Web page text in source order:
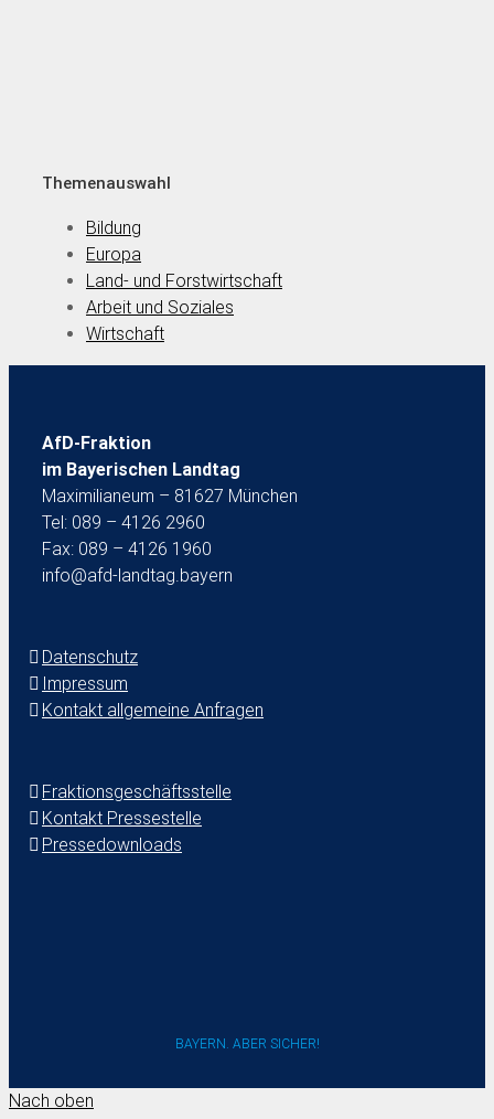
Themenauswahl
Bildung
Europa
Land- und Forstwirtschaft
Arbeit und Soziales
Wirtschaft
AfD-Fraktion
im Bayerischen Landtag
Maximilianeum – 81627 München
Tel: 089 – 4126 2960
Fax: 089 – 4126 1960
info@afd-landtag.bayern
Datenschutz
Impressum
Kontakt allgemeine Anfragen
Fraktionsgeschäftsstelle
Kontakt Pressestelle
Pressedownloads
BAYERN. ABER SICHER!
Nach oben